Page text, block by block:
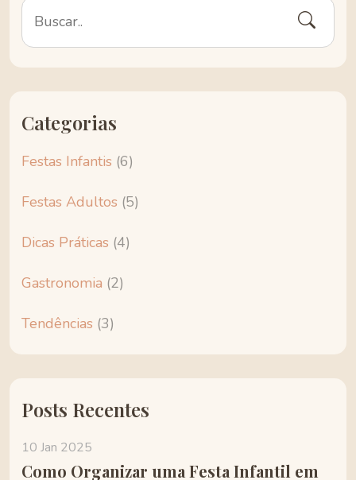
Categorias
Festas Infantis (6)
Festas Adultos (5)
Dicas Práticas (4)
Gastronomia (2)
Tendências (3)
Posts Recentes
10 Jan 2025
Como Organizar uma Festa Infantil em